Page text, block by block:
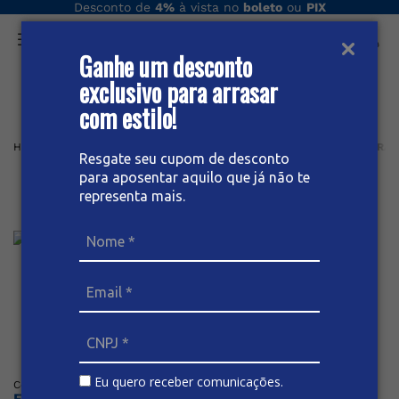
Ganhe um desconto
exclusivo para arrasar
com estilo!
Resgate seu cupom de desconto
para aposentar aquilo que já não te
representa mais.
Eu quero receber comunicações.
Desconto de 4%à vista no boletoou PIX
O que você procura hoje?
Home
Bermuda Jeans Tradicional
Masculina
Posicione o mouse sob a imagem para dar zoom
Código 63390 BIVIK